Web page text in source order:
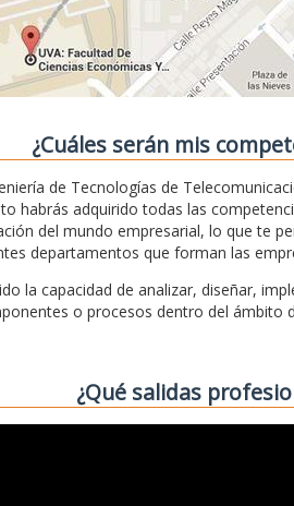
¿Cuáles serán mis
de Tecnologías de
habrás adquirido todas las
del mundo empresarial, lo que te
departamentos que forman las
la capacidad de analizar, diseñar,
o procesos dentro del ámbito
¿Qué salidas